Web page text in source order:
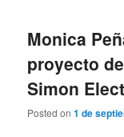
Monica
proyecto
Simon
Posted on1 de